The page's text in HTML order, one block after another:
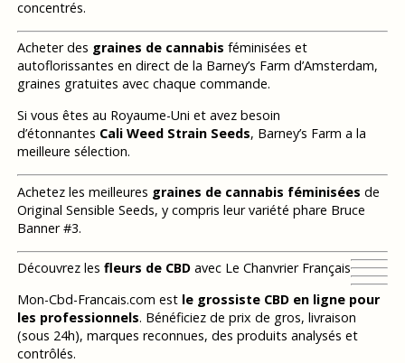
concentrés.
Acheter des graines de cannabis féminisées et
autoflorissantes en direct de la Barney’s Farm d’Amsterdam,
graines gratuites avec chaque commande.
Si vous êtes au Royaume-Uni et avez besoin
d’étonnantes Cali Weed Strain Seeds, Barney’s Farm a la
meilleure sélection.
Achetez les meilleures graines de cannabis féminisées de
Original Sensible Seeds, y compris leur variété phare Bruce
Banner #3.
Découvrez les fleurs de CBDavec Le Chanvrier Français
Mon-Cbd-Francais.com est le grossiste CBD en ligne pour
les professionnels. Bénéficiez de prix de gros, livraison
(sous 24h), marques reconnues, des produits analysés et
contrôlés.